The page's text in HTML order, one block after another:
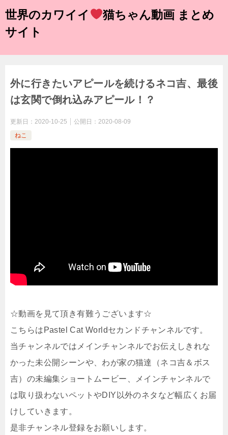
世界のカワイイ
猫ちゃん動画 まとめ
サイト
外に行きたいアピールを続けるネコ吉、最後
は玄関で倒れ込みアピール！？
更新日： 2020-10-25 公開日： 2020-08-09
ねこ
☆動画を見て頂き有難うございます☆
こちらはPastel Cat Worldセカンドチャンネルです。
当チャンネルではメインチャンネルでお伝えしきれな
かった未公開シーンや、わが家の猫達（ネコ吉＆ボス
吉）の未編集ショートムービー、メインチャンネルで
は取り扱わないペットやDIY以外のネタなど幅広くお届
けしていきます。
是非チャンネル登録をお願いします。